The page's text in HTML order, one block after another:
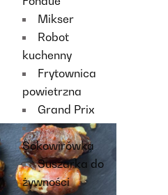
Mikser
Robot
kuchenny
Frytownica
powietrzna
Grand Prix
Sokowirówka
Suszarka do
żywności